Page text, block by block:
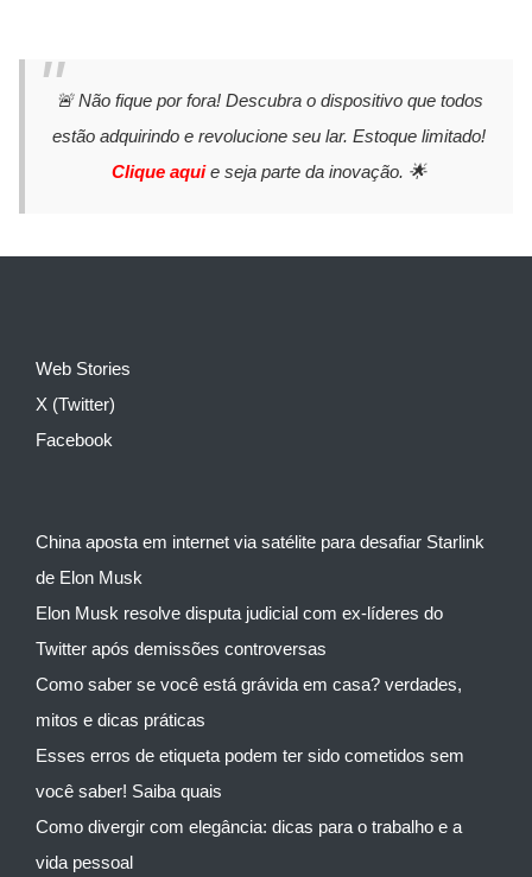
🚨 Não fique por fora! Descubra o dispositivo que todos
estão adquirindo e revolucione seu lar. Estoque limitado!
Clique aquie seja parte da inovação. 🌟
Web Stories
X (Twitter)
Facebook
China aposta em internet via satélite para desafiar Starlink
de Elon Musk
Elon Musk resolve disputa judicial com ex-líderes do
Twitter após demissões controversas
Como saber se você está grávida em casa? verdades,
mitos e dicas práticas
Esses erros de etiqueta podem ter sido cometidos sem
você saber! Saiba quais
Como divergir com elegância: dicas para o trabalho e a
vida pessoal